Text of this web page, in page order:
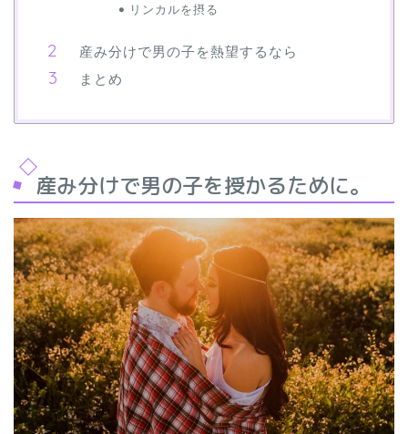
リンカルを摂る
産み分けで男の子を熱望するなら
まとめ
産み分けで男の子を授かるために。